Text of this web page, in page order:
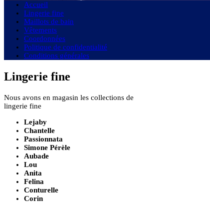
Accueil
Lingerie fine
Maillots de bain
Vêtements
Coordonnées
Politique de confidentialité
Conditions générales
Lingerie fine
Nous avons en magasin les collections de
lingerie fine
Lejaby
Chantelle
Passionnata
Simone Pérèle
Aubade
Lou
Anita
Felina
Conturelle
Corin